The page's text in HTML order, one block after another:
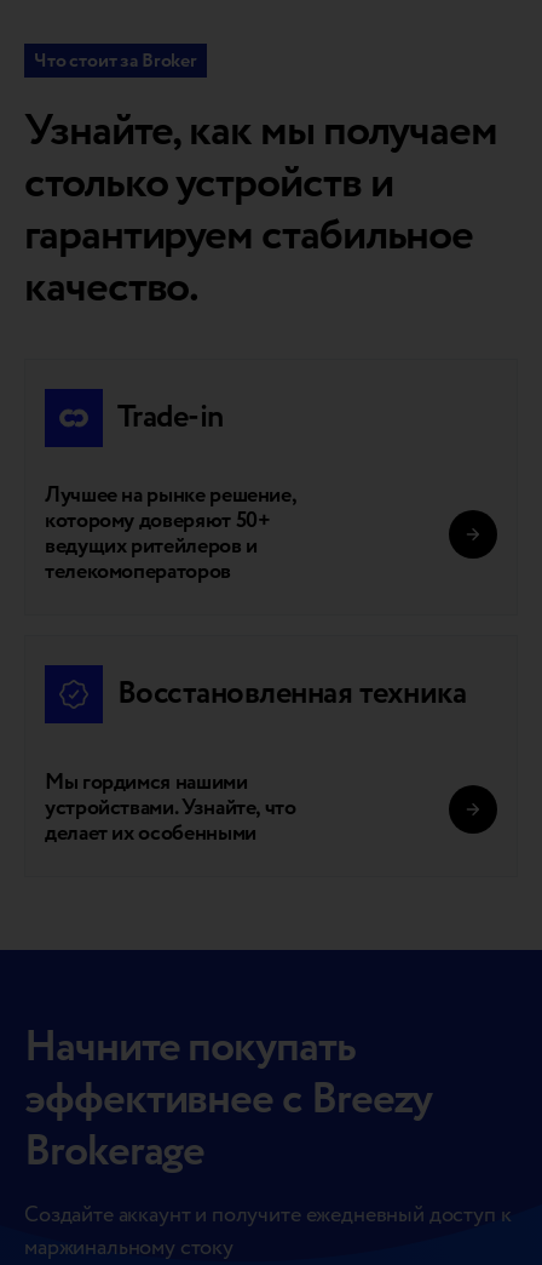
Что стоит за Broker
Узнайте, как мы получаем
столько устройств и
гарантируем стабильное
качество.
Trade-in
Лучшее на рынке решение,
которому доверяют 50+
ведущих ритейлеров и
телекомоператоров
Восстановленная техника
Мы гордимся нашими
устройствами. Узнайте, что
делает их особенными
Начните покупать
эффективнее с Breezy
Brokerage
Создайте аккаунт и получите ежедневный доступ к
маржинальному стоку